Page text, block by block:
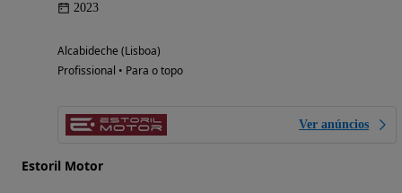
2023
Alcabideche (Lisboa)
Profissional • Para o topo
Ver anúncios
Estoril Motor